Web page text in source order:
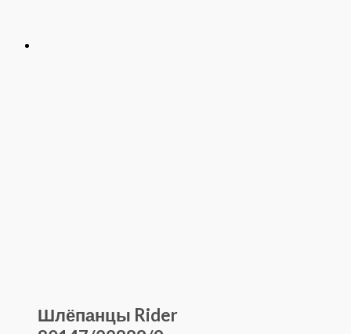
Шлёпанцы Rider